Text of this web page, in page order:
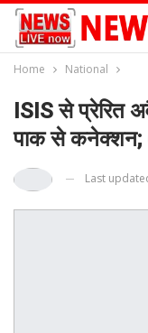
Home National
ISIS से प्रेरित
पाक से कनेक्शन; 6
Last